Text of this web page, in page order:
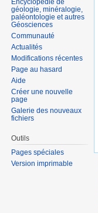
géologie, minéralogie,
paléontologie et autres
Géosciences
Communauté
Actualités
Modifications récentes
Page au hasard
Aide
Créer une nouvelle
page
Galerie des nouveaux
fichiers
Outils
Pages spéciales
Version imprimable